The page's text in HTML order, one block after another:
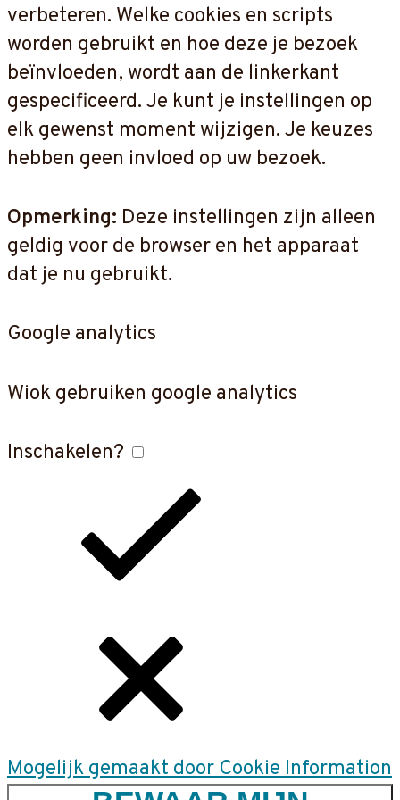
verbeteren. Welke cookies en scripts
worden gebruikt en hoe deze je bezoek
beïnvloeden, wordt aan de linkerkant
gespecificeerd. Je kunt je instellingen op
elk gewenst moment wijzigen. Je keuzes
hebben geen invloed op uw bezoek.
Opmerking: Deze instellingen zijn alleen
geldig voor de browser en het apparaat
dat je nu gebruikt.
Google analytics
Wiok gebruiken google analytics
Inschakelen?
Mogelijk gemaakt door Cookie Information